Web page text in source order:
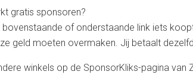
gratis sponsoren?
bovenstaande of onderstaande link iets
geld moeten overmaken. Jij betaalt
winkels op de SponsorKliks-pagina van